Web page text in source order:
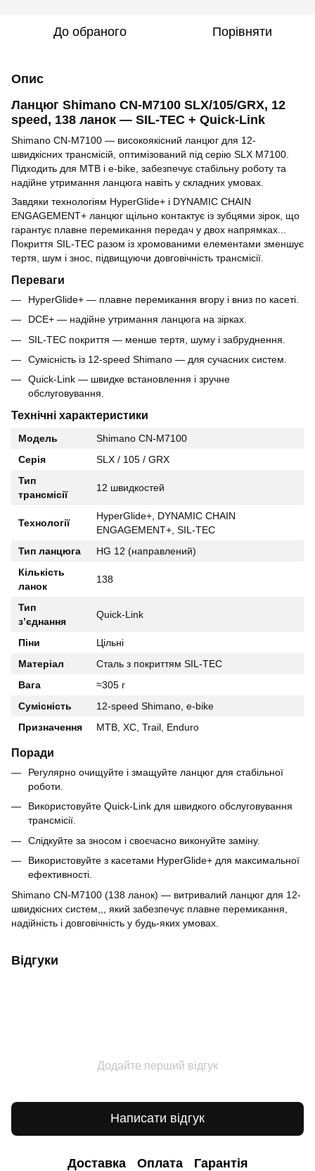
До обраного Порівняти
Опис
Ланцюг Shimano CN-M7100 SLX/105/GRX, 12
speed, 138 ланок — SIL-TEC + Quick-Link
Shimano CN-M7100 — високоякісний ланцюг для 12-
швидкісних трансмісій, оптимізований під серію SLX M7100.
Підходить для MTB і e-bike, забезпечує стабільну роботу та
надійне утримання ланцюга навіть у складних умовах.
Завдяки технологіям HyperGlide+ і DYNAMIC CHAIN
ENGAGEMENT+ ланцюг щільно контактує із зубцями зірок, що
гарантує плавне перемикання передач у двох напрямках...
Покриття SIL-TEC разом із хромованими елементами зменшує
тертя, шум і знос, підвищуючи довговічність трансмісії.
Переваги
HyperGlide+ — плавне перемикання вгору і вниз по касеті.
DCE+ — надійне утримання ланцюга на зірках.
SIL-TEC покриття — менше тертя, шуму і забруднення.
Сумісність із 12-speed Shimano — для сучасних систем.
Quick-Link — швидке встановлення і зручне
обслуговування.
Технічні характеристики
Модель
Shimano CN-M7100
Серія
SLX / 105 / GRX
Тип
трансмісії
12 швидкостей
Технології
HyperGlide+, DYNAMIC CHAIN
ENGAGEMENT+, SIL-TEC
Тип ланцюга
HG 12 (направлений)
Кількість
ланок
138
Тип
з’єднання
Quick-Link
Піни
Цільні
Матеріал
Сталь з покриттям SIL-TEC
Вага
≈305 г
Сумісність
12-speed Shimano, e-bike
Призначення
MTB, XC, Trail, Enduro
Поради
Регулярно очищуйте і змащуйте ланцюг для стабільної
роботи.
Використовуйте Quick-Link для швидкого обслуговування
трансмісії.
Слідкуйте за зносом і своєчасно виконуйте заміну.
Використовуйте з касетами HyperGlide+ для максимальної
ефективності.
Shimano CN-M7100 (138 ланок) — витривалий ланцюг для 12-
швидкісних систем,,, який забезпечує плавне перемикання,
надійність і довговічність у будь-яких умовах.
Відгуки
Додайте перший відгук
Написати відгук
Доставка Оплата Гарантія